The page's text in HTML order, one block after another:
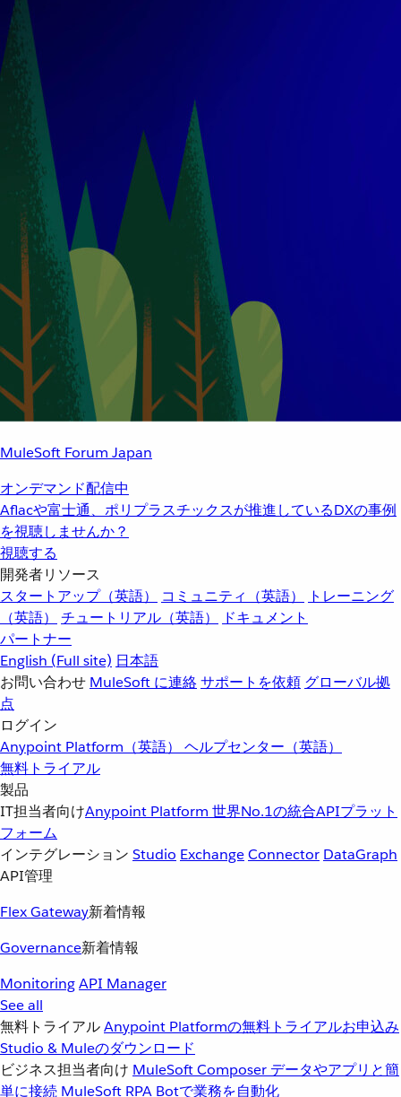
MuleSoft Forum Japan
オンデマンド配信中
Aflacや富士通、ポリプラスチックスが推進しているDXの事例
を視聴しませんか？
視聴する
開発者リソース
スタートアップ（英語）
コミュニティ（英語）
トレーニング
（英語）
チュートリアル（英語）
ドキュメント
パートナー
English (Full site) 日本語
お問い合わせ MuleSoft に連絡サポートを依頼 グローバル拠
点
ログイン
Anypoint Platform（英語） ヘルプセンター（英語）
無料トライアル
製品
IT担当者向けAnypoint Platform 世界No.1の統合APIプラット
フォーム
インテグレーション Studio ExchangeConnector DataGraph
API管理
Flex Gateway新着情報
Governance新着情報
MonitoringAPI Manager
See all
無料トライアルAnypoint Platformの無料トライアルお申込み
Studio & Muleのダウンロード
ビジネス担当者向け MuleSoft Composer データやアプリと簡
単に接続 MuleSoft RPA Botで業務を自動化